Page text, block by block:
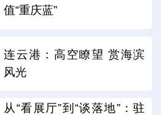
值“重庆蓝”
连云港：高空瞭望 赏海滨
风光
从“看展厅”到“谈落地”：驻